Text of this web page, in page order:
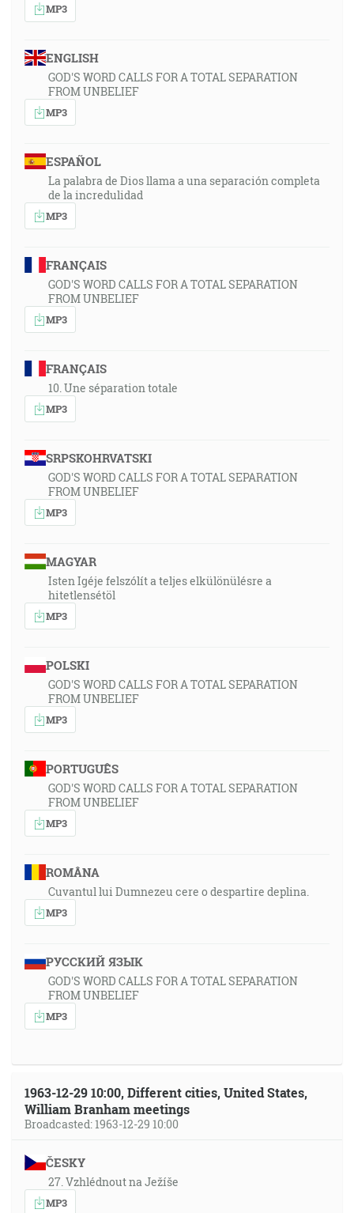
MP3
ENGLISH
GOD'S WORD CALLS FOR A TOTAL SEPARATION
FROM UNBELIEF
MP3
ESPAÑOL
La palabra de Dios llama a una separación completa
de la incredulidad
MP3
FRANÇAIS
GOD'S WORD CALLS FOR A TOTAL SEPARATION
FROM UNBELIEF
MP3
FRANÇAIS
10. Une séparation totale
MP3
SRPSKOHRVATSKI
GOD'S WORD CALLS FOR A TOTAL SEPARATION
FROM UNBELIEF
MP3
MAGYAR
Isten Igéje felszólít a teljes elkülönülésre a
hitetlensétöl
MP3
POLSKI
GOD'S WORD CALLS FOR A TOTAL SEPARATION
FROM UNBELIEF
MP3
PORTUGUÊS
GOD'S WORD CALLS FOR A TOTAL SEPARATION
FROM UNBELIEF
MP3
ROMÂNA
Cuvantul lui Dumnezeu cere o despartire deplina.
MP3
РУССКИЙ ЯЗЫК
GOD'S WORD CALLS FOR A TOTAL SEPARATION
FROM UNBELIEF
MP3
1963-12-29 10:00, Different cities, United States,
William Branham meetings
Broadcasted: 1963-12-29 10:00
ČESKY
27. Vzhlédnout na Ježíše
MP3